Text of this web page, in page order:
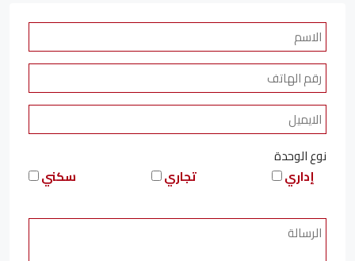
نوع الوحدة
سكني
تجاري إداري